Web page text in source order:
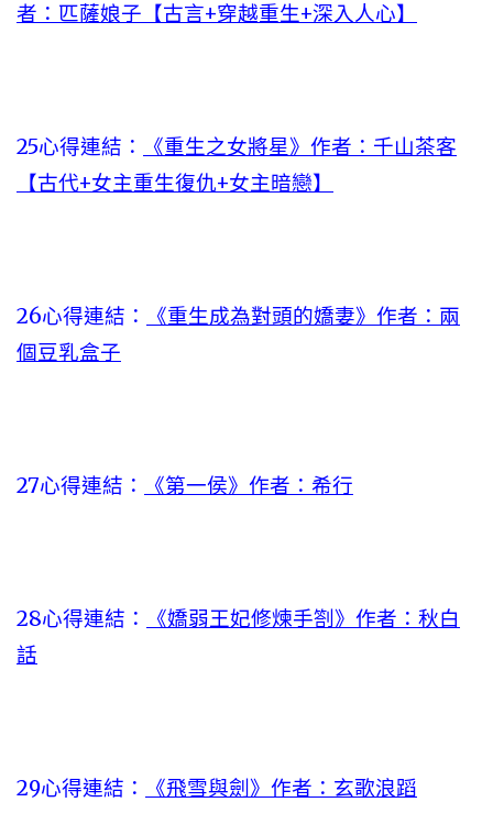
者：匹薩娘子【古言+穿越重生+深入人心】
25心得連結：
《重生之女將星》作者：千山茶客
【古代+女主重生復仇+女主暗戀】
26心得連結：
《重生成為對頭的嬌妻》作者：兩
個豆乳盒子
27心得連結： 《第一侯》作者：希行
28心得連結：
《嬌弱王妃修煉手劄》作者：秋白
話
29心得連結： 《飛雪與劍》作者：玄歌浪蹈